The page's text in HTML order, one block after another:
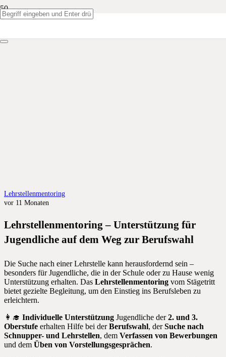
Lehrstellenmentoring
vor 11 Monaten
Lehrstellenmentoring – Unterstützung für
Jugendliche auf dem Weg zur Berufswahl
Die Suche nach einer Lehrstelle kann herausfordernd sein –
besonders für Jugendliche, die in der Schule oder zu Hause wenig
Unterstützung erhalten. Das Lehrstellenmentoring vom Stägetritt
bietet gezielte Begleitung, um den Einstieg ins Berufsleben zu
erleichtern.
👩‍🎓 Individuelle Unterstützung Jugendliche der2. und 3.
Oberstufe erhalten Hilfe bei derBerufswahl, derSuche nach
Schnupper- und Lehrstellen, dem Verfassen von Bewerbungen
und dem Üben von Vorstellungsgesprächen.